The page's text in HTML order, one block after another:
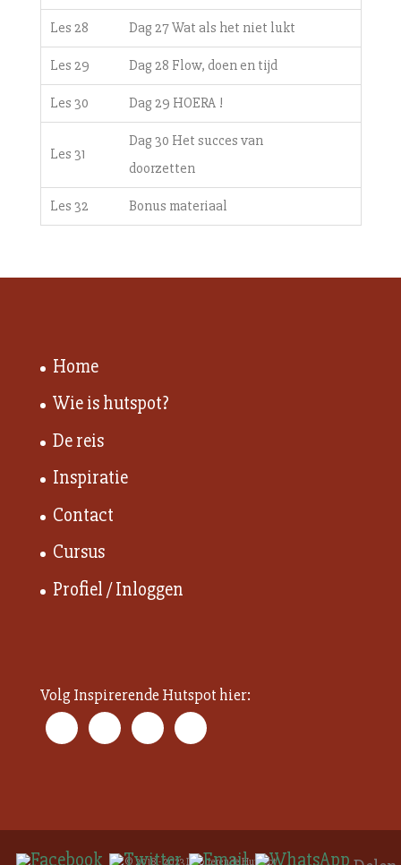
Les 28 Dag 27 Wat als het niet lukt
Les 29 Dag 28 Flow, doen en tijd
Les 30 Dag 29 HOERA !
Les 31
Dag 30 Het succes van
doorzetten
Les 32 Bonus materiaal
Home
Wie is hutspot?
De reis
Inspiratie
Contact
Cursus
Profiel / Inloggen
Volg Inspirerende Hutspot hier:
© 2018 - 2023 Inspirerende Hutspot